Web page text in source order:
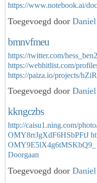
https://www.notebook.ai/
Toegevoegd door Daniel
bmnvfmeu
https://twitter.com/
https://webhitlist.com/
https://paiza.io/projects/
Toegevoegd door Daniel
kkngczbs
http://caisu1.ning.com/
OMY8rrJgXdF6HSbPFtJ
OMY9E5lX4g6tMSKbQ9_
Doorgaan
Toegevoegd door Daniel